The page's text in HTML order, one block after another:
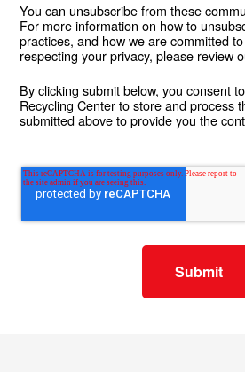
You can unsubscribe from these
For more information on how to
practices, and how we are committed
respecting your privacy, please review
By clicking submit below, you consent
Recycling Center to store and process
submitted above to provide you the